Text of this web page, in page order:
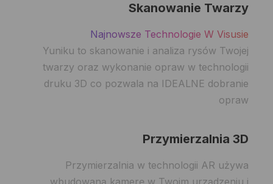
Skanowanie Twarzy
Najnowsze Technologie W Visusie
Yuniku to skanowanie i analiza rysów Twojej
twarzy oraz wykonanie opraw w technologii
druku 3D co pozwala na IDEALNE dobranie
opraw
Przymierzalnia 3D
Przymierzalnia w technologii AR używa
wbudowaną kamerę w Twoim urządzeniu i